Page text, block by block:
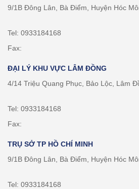
9/1B Đông Lân, Bà Điểm, Huyện Hóc
Tel: 0933184168
Fax:
ĐẠI LÝ KHU VỰC LÂM ĐỒNG
4/14 Triệu Quang Phục, Bảo Lộc, Lâm
Tel: 0933184168
Fax:
TRỤ SỞ TP HỒ CHÍ MINH
9/1B Đông Lân, Bà Điểm, Huyện Hóc
Tel: 0933184168